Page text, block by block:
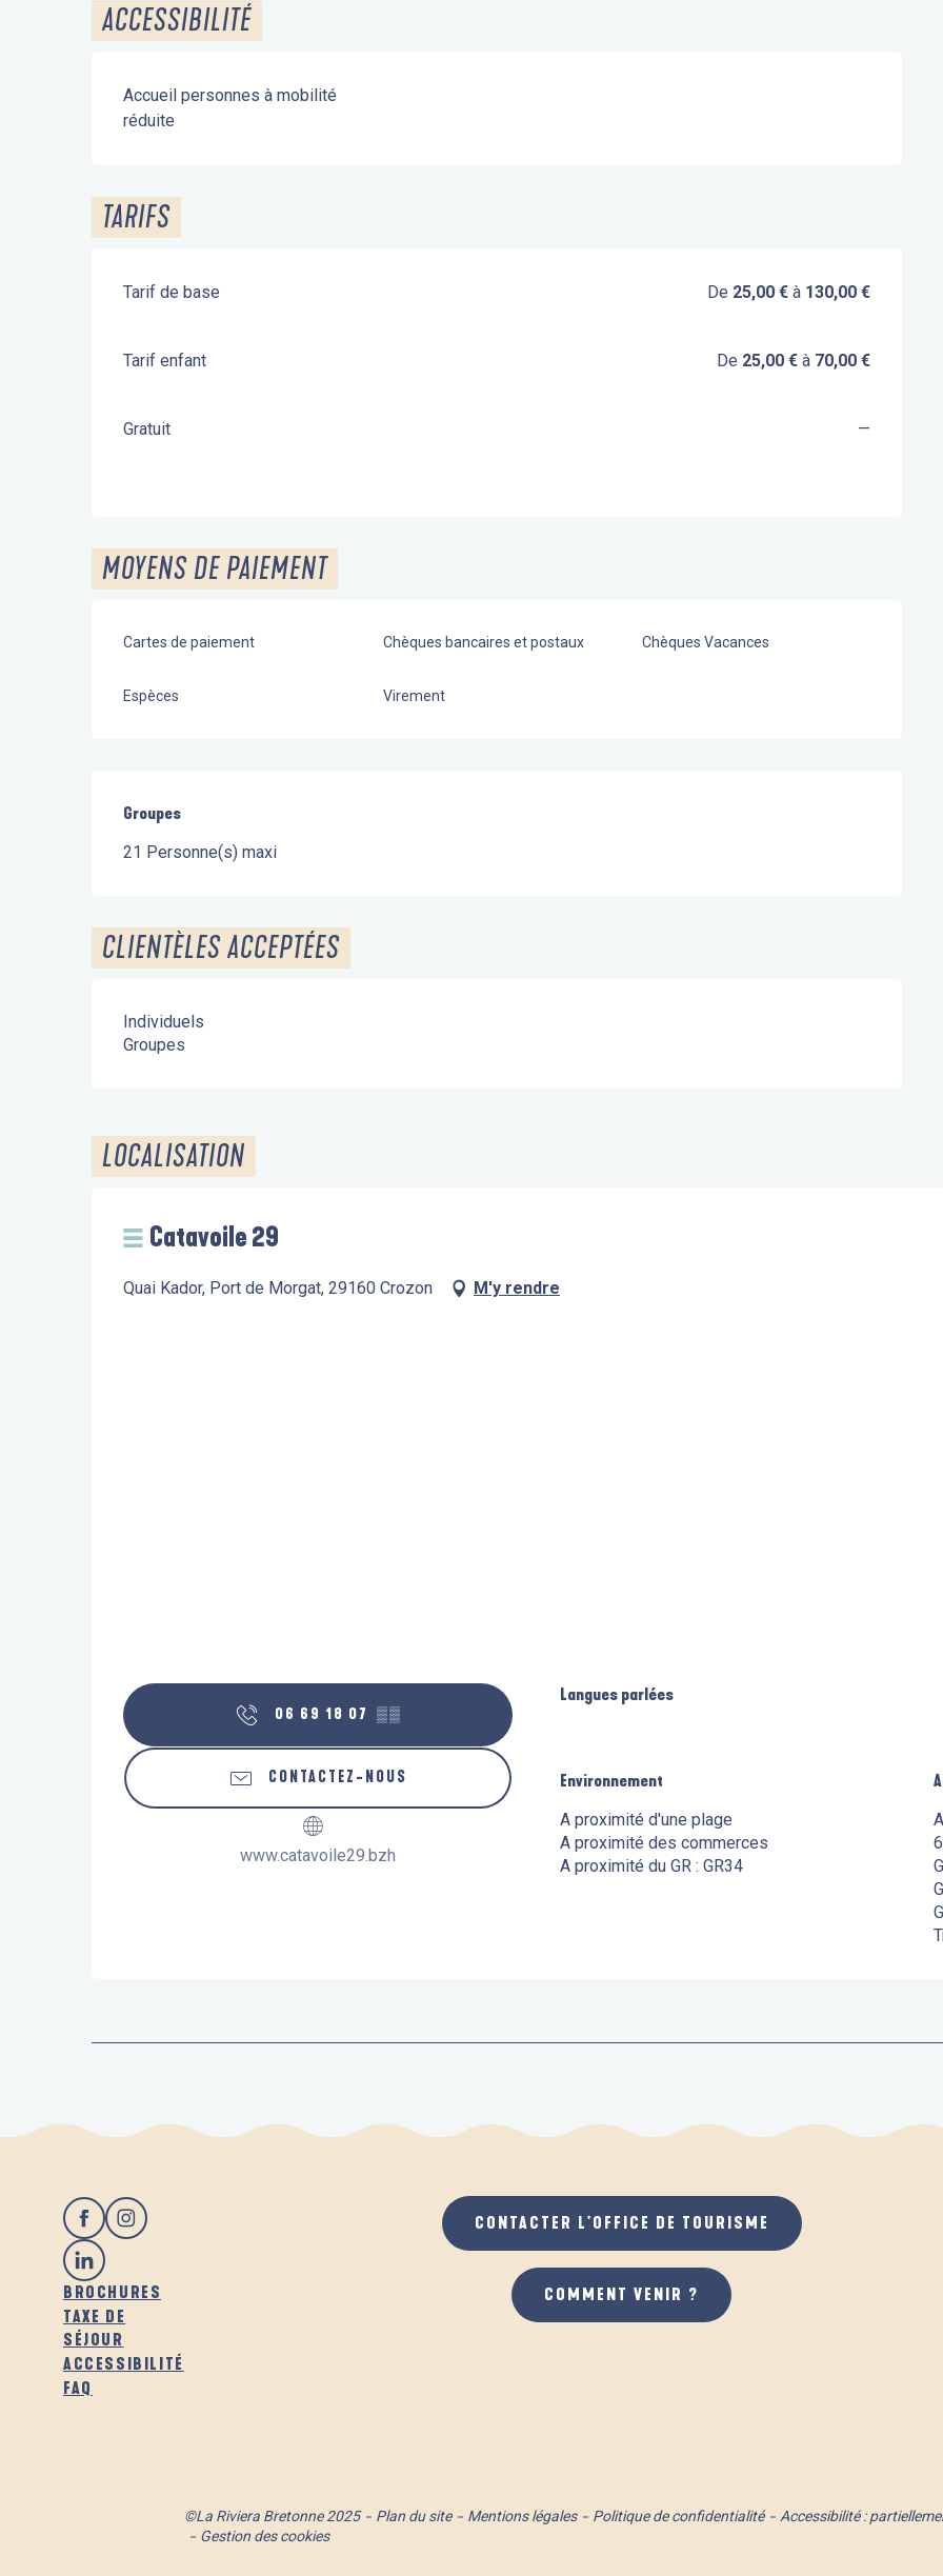
ACCESSIBILITÉ
Accueil personnes à mobilité
réduite
TARIFS
Tarif de base De 25,00 € à 130,00 €
Tarif enfant De 25,00 € à 70,00 €
Gratuit —
MOYENS DE PAIEMENT
Cartes de paiement Chèques bancaires et postaux Chèques Vacances
Espèces Virement
Groupes
Groupes
21 Personne(s) maxi
CLIENTÈLES ACCEPTÉES
Individuels
Groupes
LOCALISATION
Catavoile 29
Quai Kador, Port de Morgat, 29160 Crozon M'y rendre
06 69 18 07 ▒▒
CONTACTEZ-NOUS
www.catavoile29.bzh
Langues parlées
Langues parlées
Environnement
Environnement
A proximité d'une plage
A proximité des commerces
A proximité du GR : GR34
BROCHURES
TAXE DE
SÉJOUR
ACCESSIBILITÉ
FAQ
CONTACTER L'OFFICE DE TOURISME
COMMENT VENIR ?
©La Riviera Bretonne 2025 Plan du site Mentions légales Politique de confidentialité
Accessibilité :
Gestion des cookies